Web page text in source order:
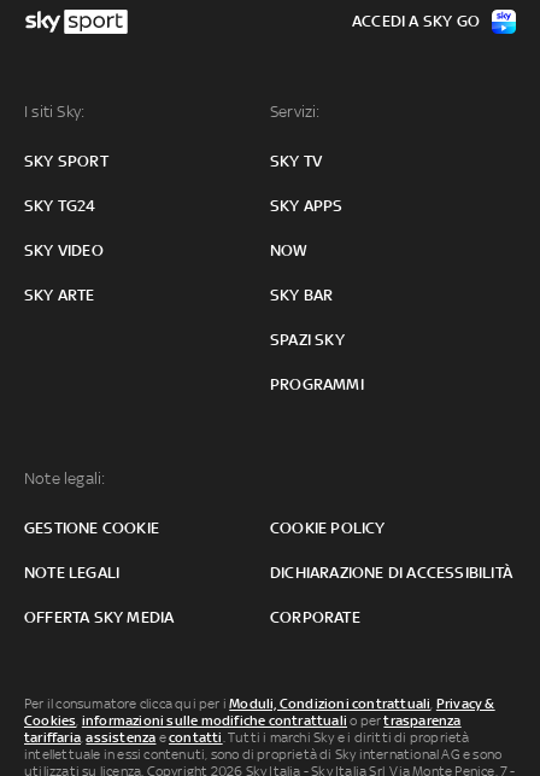
I siti Sky:
SKY SPORT
SKY TG24
SKY VIDEO
SKY ARTE
Servizi:
SKY TV
SKY APPS
NOW
SKY BAR
SPAZI SKY
PROGRAMMI
Note legali:
GESTIONE COOKIE COOKIE POLICY
NOTE LEGALI DICHIARAZIONE DI ACCESSIBILITÀ
OFFERTA SKY MEDIA CORPORATE
ACCEDI A SKY GO
Per il consumatore clicca qui per iModuli, Condizioni contrattuali, Privacy &
Cookies, informazioni sulle modifiche contrattuali o pertrasparenza
tariffaria,assistenza econtatti. Tutti i marchi Sky e i diritti di proprietà
intellettuale in essi contenuti, sono di proprietà di Sky international AG e sono
utilizzati su licenza. Copyright 2026 Sky Italia - Sky Italia Srl Via Monte Penice, 7 -